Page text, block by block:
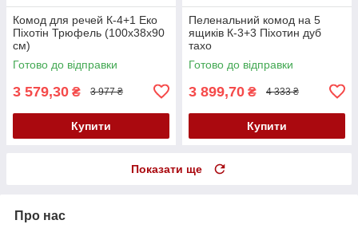
Комод для речей К-4+1 Еко
Піхотін Трюфель (100х38х90
см)
Готово до відправки
3 579,30 ₴ 3 977 ₴
Купити
Пеленальний комод на 5
ящиків К-3+3 Піхотин дуб
тахо
Готово до відправки
3 899,70 ₴ 4 333 ₴
Купити
Показати ще
Про нас